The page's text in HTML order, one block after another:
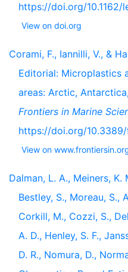
https://doi.org/10.1162/
View on doi.org
Corami, F., Iannilli, V., &
Editorial: Microplastics
areas: Arctic,
Frontiers in Marine
https://doi.org/
View on
Dalman, L. A., Meiners, K.
Bestley, S., Moreau, S.,
Corkill, M., Cozzi, S.,
A. D., Henley, S. F.,
D. R., Nomura, D.,